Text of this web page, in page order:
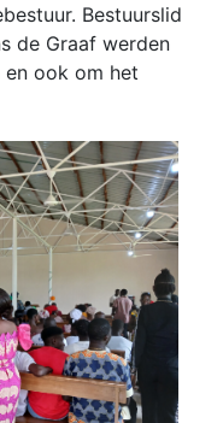
Bestuurslid
de Graaf werden
ook om het